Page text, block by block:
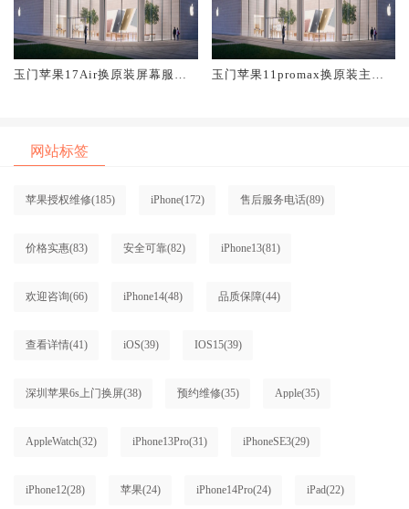
玉门苹果17Air换原装屏幕服务
玉门苹果11promax换原装主板
网站标签
苹果授权维修(185) iPhone(172) 售后服务电话(89)
价格实惠(83) 安全可靠(82) iPhone13(81)
欢迎咨询(66) iPhone14(48) 品质保障(44)
查看详情(41) iOS(39) IOS15(39)
深圳苹果6s上门换屏(38) 预约维修(35) Apple(35)
AppleWatch(32) iPhone13Pro(31) iPhoneSE3(29)
iPhone12(28) 苹果(24) iPhone14Pro(24) iPad(22)